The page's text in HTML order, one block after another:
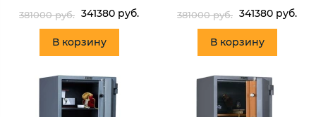
381000 руб. 341380 руб.
В корзину
381000 руб. 341380 руб.
В корзину